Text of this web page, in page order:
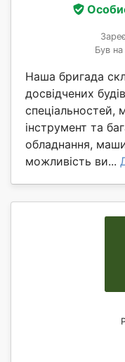
Був на
Наша бригада
досвідчених
спеціальностей,
інструмент та
обладнання,
можливість ви...